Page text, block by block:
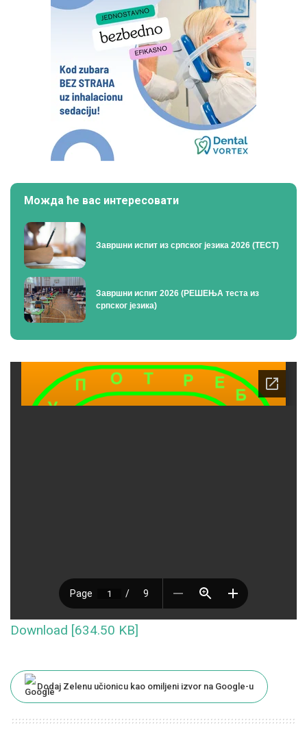
Можда ће вас интересовати
Завршни испит из српског језика 2026 (ТЕСТ)
Завршни испит 2026 (РЕШЕЊА теста из
српског језика)
Download [634.50 KB]
Dodaj Zelenu učionicu kao omiljeni izvor na Google-u